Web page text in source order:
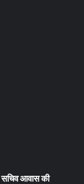
आवास की